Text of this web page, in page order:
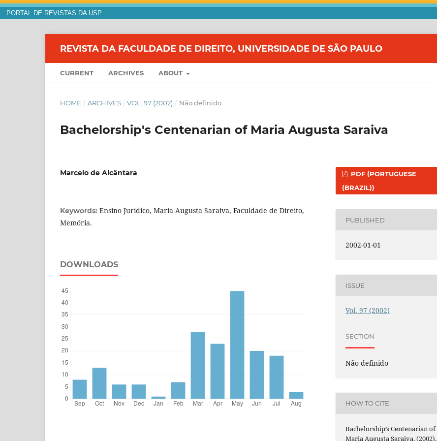
PORTAL DE REVISTAS DA USP
REVISTA DA FACULDADE DE DIREITO, UNIVERSIDADE DE SÃO PAULO
CURRENT ARCHIVES ABOUT
HOME / ARCHIVES / VOL. 97 (2002) / Não definido
Bachelorship's Centenarian of Maria Augusta Saraiva
Marcelo de Alcântara
Keywords: Ensino Jurídico, Maria Augusta Saraiva, Faculdade de Direito,
Memória.
DOWNLOADS
PDF (PORTUGUESE
(BRAZIL))
PUBLISHED
2002-01-01
ISSUE
Vol. 97 (2002)
SECTION
Não definido
HOW TO CITE
Bachelorship’s Centenarian of
Maria Augusta Saraiva. (2002).